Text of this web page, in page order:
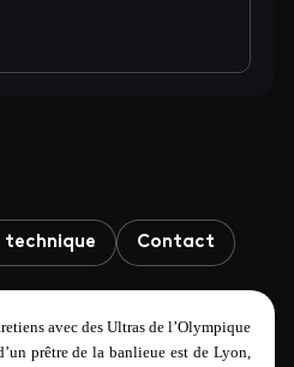
technique Contact
avec des Ultras de l’Olympique
prêtre de la banlieue est de Lyon,